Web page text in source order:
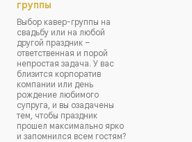
группы
Выбор кавер-группы на
свадьбу или на любой
другой праздник –
ответственная и порой
непростая задача. У вас
близится корпоратив
компании или день
рождение любимого
супруга, и вы озадачены
тем, чтобы праздник
прошел максимально ярко
и запомнился всем гостям?